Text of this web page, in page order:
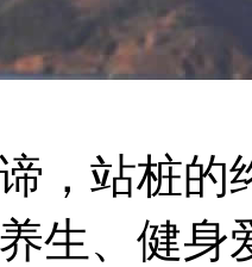
站桩的
、健身